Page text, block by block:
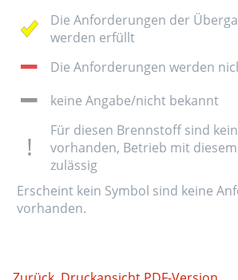
Die Anforderungen der
werden erfüllt
Die Anforderungen werden
keine Angabe/nicht bekannt
Für diesen Brennstoff sind
vorhanden, Betrieb mit
zulässig
Erscheint kein Symbol sind keine
vorhanden.